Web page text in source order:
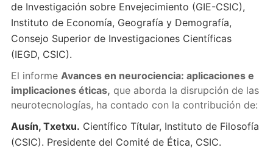
de Investigación sobre Envejecimiento (GIE-CSIC),
Instituto de Economía, Geografía y Demografía,
Consejo Superior de Investigaciones Científicas
(IEGD, CSIC).
El informe Avances en neurociencia: aplicaciones e
implicaciones éticas, que aborda la disrupción de las
neurotecnologías, ha contado con la contribución de:
Ausín, Txetxu. Científico Títular, Instituto de Filosofía
(CSIC). Presidente del Comité de Ética, CSIC.